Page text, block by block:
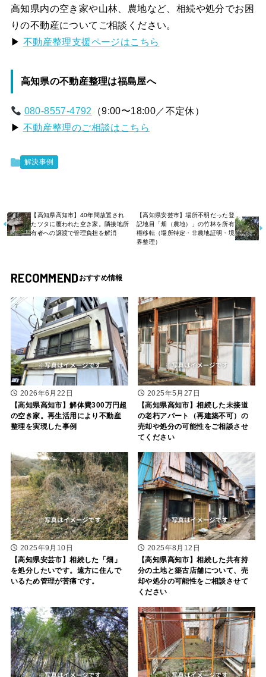
高知県内の空き家や山林、農地など、相続や処分でお困
りの不動産についてご相談ください。
▶ 不動産整理支援ページはこちら
高知県の不動産整理は福島屋へ
080-8557-4792
（9:00〜18:00／不定休）
▶ 不動産整理のご相談はこちら
解決事例
【高知県高知市】40年間放置され
たツタに覆われた空き家。隣接地所
有者への譲渡で管理負担を解消
【高知県安芸市】場所不明だった登
記地目「畑（農地）」の竹林を所有
権移転（場所特定・非農地証明・境
界整理）
RECOMMEND
2026年6月22日
【高知県高知市】解体費300万円超
の空き家。再生活用により不動産
整理を実現した事例
2025年5月27日
【高知県高知市】相続した未接道
の老朽アパート（再建築不可）の
売却や処分の可能性をご相談させ
てください
2025年9月10日
【高知県安芸市】相続した「畑」
を処分したいです。遠方に住んで
いるため管理が苦痛です。
2025年8月12日
【高知県高知市】相続した共有持
分の土地と築古店舗について、売
却や処分の可能性をご相談させて
ください